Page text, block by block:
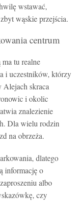
wstawać,
wąskie przejścia.
centrum
tu realne
i uczestników, którzy
Alejach skraca
i okolic
znalezienie
Dla wielu rodzin
na obrzeża.
dlatego
informację o
albo
czy